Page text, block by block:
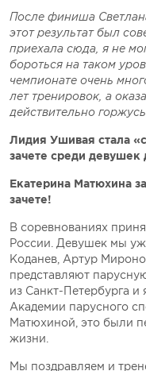
После финиша
этот результат был
приехала сюда, я не
бороться на таком
чемпионате очень
лет тренировок, а
действительно
Лидия Ушивая стала
зачете среди девушек
Екатерина Матюхина
зачете!
В соревнованиях
России. Девушек мы
Коданев, Артур
представляют
из Санкт-Петербурга
Академии парусного
Матюхиной, это были
жизни.
Мы поздравляем и